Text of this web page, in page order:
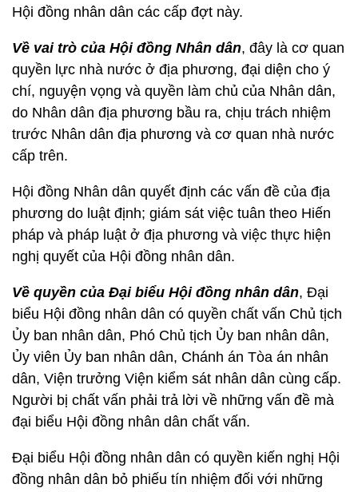
Hội đồng nhân dân các cấp đợt này.
Về vai trò của Hội đồng Nhân dân, đây là cơ quan
quyền lực nhà nước ở địa phương, đại diện cho ý
chí, nguyện vọng và quyền làm chủ của Nhân dân,
do Nhân dân địa phương bầu ra, chịu trách nhiệm
trước Nhân dân địa phương và cơ quan nhà nước
cấp trên.
Hội đồng Nhân dân quyết định các vấn đề của địa
phương do luật định; giám sát việc tuân theo Hiến
pháp và pháp luật ở địa phương và việc thực hiện
nghị quyết của Hội đồng nhân dân.
Về quyền của Đại biểu Hội đồng nhân dân, Đại
biểu Hội đồng nhân dân có quyền chất vấn Chủ tịch
Ủy ban nhân dân, Phó Chủ tịch Ủy ban nhân dân,
Ủy viên Ủy ban nhân dân, Chánh án Tòa án nhân
dân, Viện trưởng Viện kiểm sát nhân dân cùng cấp.
Người bị chất vấn phải trả lời về những vấn đề mà
đại biểu Hội đồng nhân dân chất vấn.
Đại biểu Hội đồng nhân dân có quyền kiến nghị Hội
đồng nhân dân bỏ phiếu tín nhiệm đối với những